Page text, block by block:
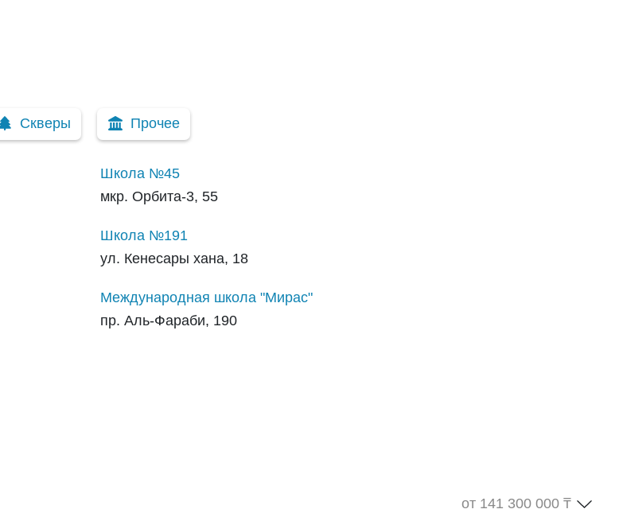
Скверы Прочее
Школа №45
мкр. Орбита-3, 55
Школа №191
ул. Кенесары хана, 18
Международная школа "Мирас"
пр. Аль-Фараби, 190
от 141 300 000 ₸